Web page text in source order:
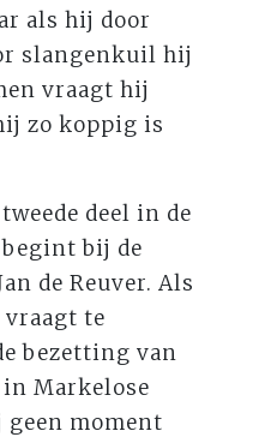
als hij door
slangenkuil hij
vraagt hij
zo koppig is
deel in de
begint bij de
de Reuver. Als
vraagt te
bezetting van
Markelose
geen moment